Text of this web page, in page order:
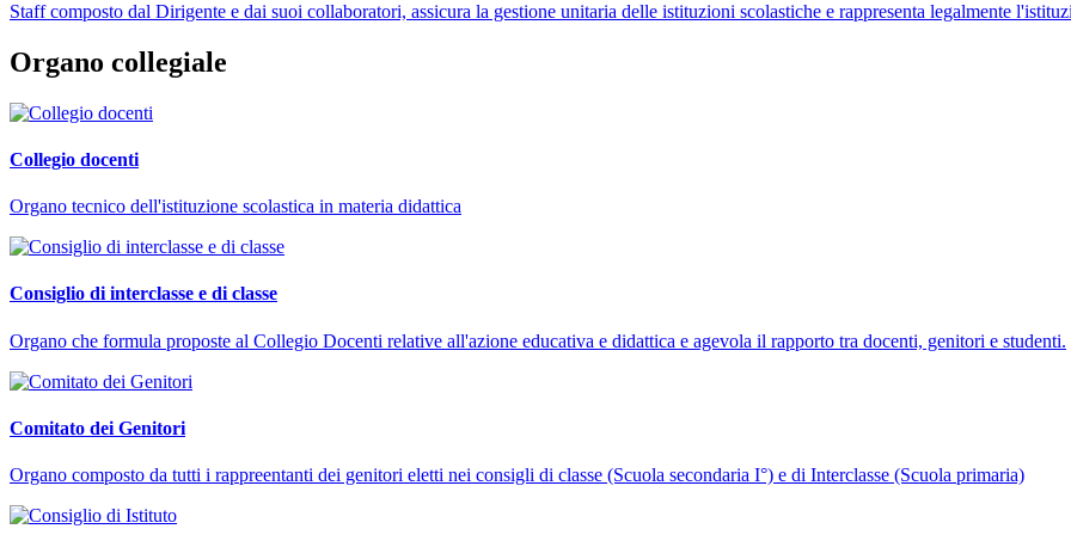
Staff composto dal Dirigente e dai suoi collaboratori, assicura la gestione unitaria delle istituzioni scolastiche e rappresenta legalmente
Organo collegiale
Collegio docenti
Organo tecnico dell'istituzione scolastica in materia didattica
Consiglio di interclasse e di classe
Organo che formula proposte al Collegio Docenti relative all'azione educativa e didattica e agevola il rapporto tra docenti, genitori e studenti.
Comitato dei Genitori
Organo composto da tutti i rappreentanti dei genitori eletti nei consigli di classe (Scuola secondaria I°) e di Interclasse (Scuola primaria)